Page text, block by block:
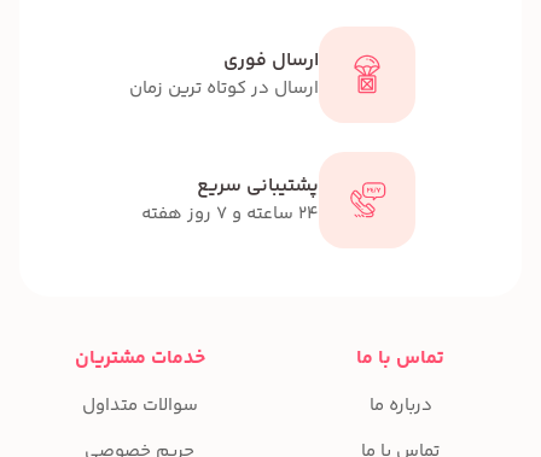
ارسال فوری
ارسال در کوتاه ترین زمان
پشتیبانی سریع
24 ساعته و 7 روز هفته
تماس با ما
درباره ما
تماس با ما
خدمات مشتریان
سوالات متداول
حریم خصوصی